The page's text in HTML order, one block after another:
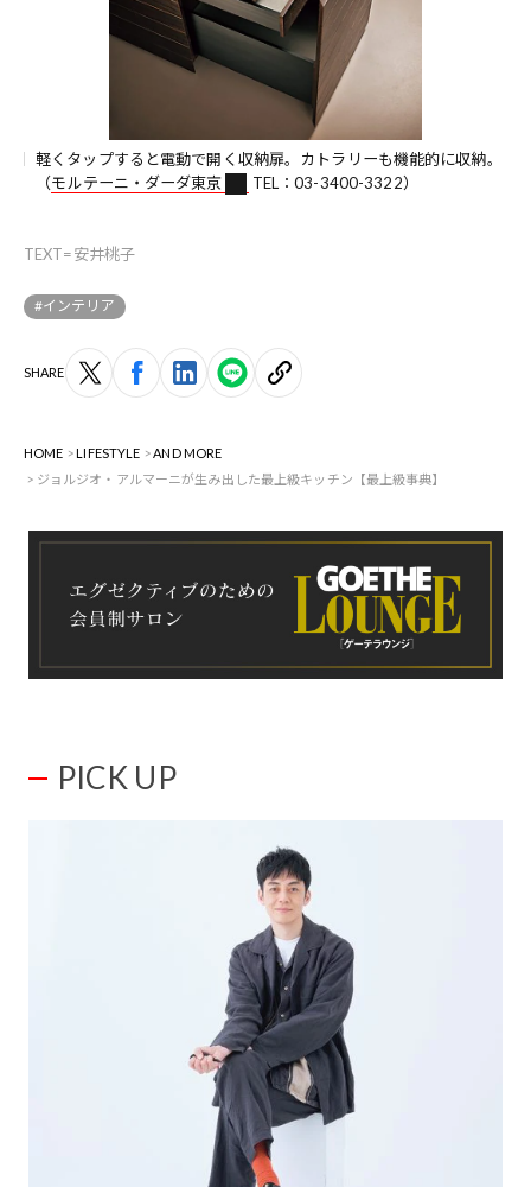
軽くタップすると電動で開く収納扉。カトラリーも機能的に収納。
（モルテーニ・ダーダ東京 TEL：03-3400-3322）
TEXT=安井桃子
#インテリア
SHARE
HOME LIFESTYLE
AND MORE
ジョルジオ・アルマーニが生み出した最上級キッチン【最上級事典】
PICK UP